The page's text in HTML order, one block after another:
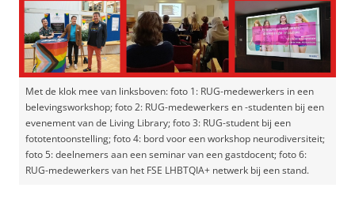
Met de klok mee van linksboven: foto 1: RUG-medewerkers in een
belevingsworkshop; foto 2: RUG-medewerkers en -studenten bij een
evenement van de Living Library; foto 3: RUG-student bij een
fototentoonstelling; foto 4: bord voor een workshop neurodiversiteit;
foto 5: deelnemers aan een seminar van een gastdocent; foto 6:
RUG-medewerkers van het FSE LHBTQIA+ netwerk bij een stand.